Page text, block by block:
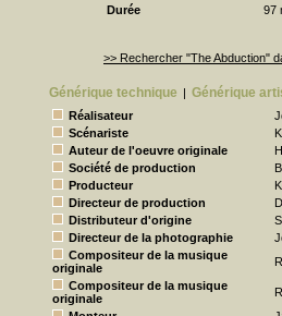
Durée
97
>> Rechercher "The Abduction"
Générique technique | Générique
Réalisateur
Scénariste
Auteur de l'oeuvre originale
Société de production
Producteur
Directeur de production
Distributeur d'origine
Directeur de la photographie
Compositeur de la musique
originale
Compositeur de la musique
originale